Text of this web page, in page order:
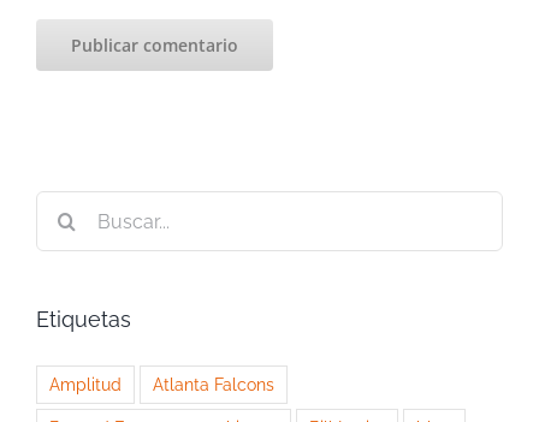
Etiquetas
Amplitud Atlanta Falcons